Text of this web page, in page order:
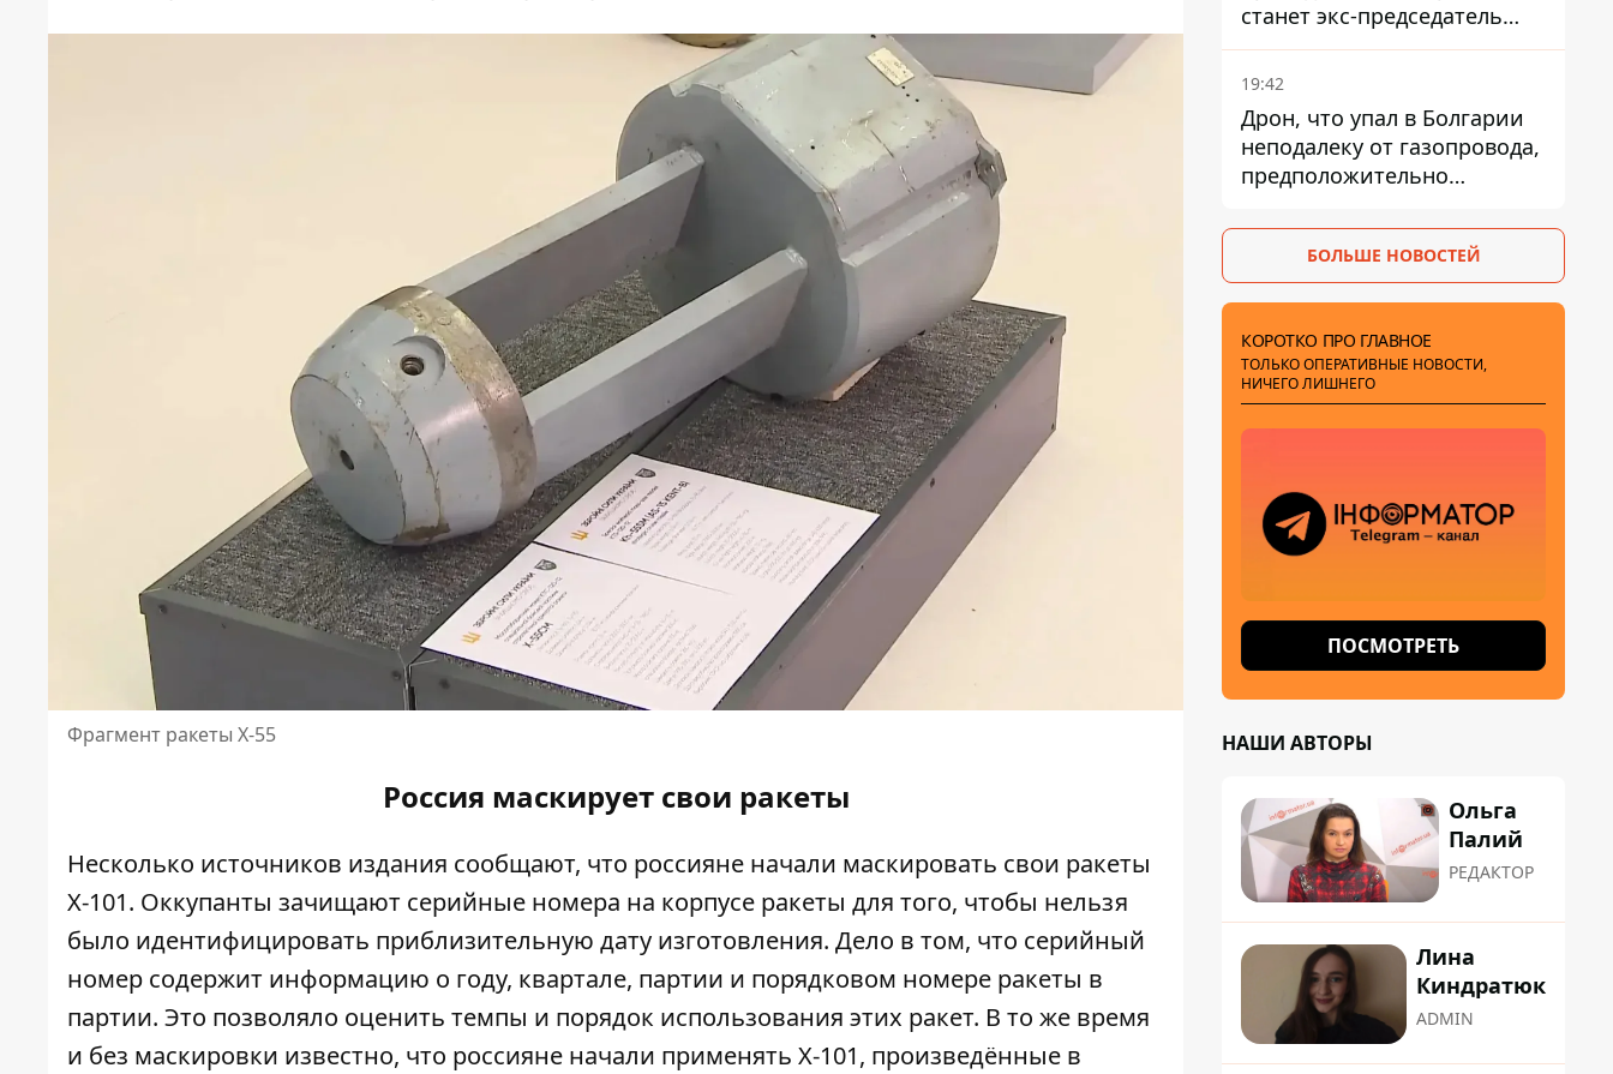
Фрагмент ракеты Х-55
Россия маскирует свои ракеты
Несколько источников издания сообщают, что россияне начали маскировать свои ракеты
Х-101. Оккупанты зачищают серийные номера на корпусе ракеты для того, чтобы нельзя
было идентифицировать приблизительную дату изготовления. Дело в том, что серийный
номер содержит информацию о году, квартале, партии и порядковом номере ракеты в
партии. Это позволяло оценить темпы и порядок использования этих ракет. В то же время
и без маскировки известно, что россияне начали применять Х-101, произведённые в
станет экс-председатель
Верховного Суда, которого
критиковал Орбан.
19:42
Дрон, что упал в Болгарии
неподалеку от газопровода,
предположительно
страны
БОЛЬШЕ НОВОСТЕЙ
КОРОТКО ПРО ГЛАВНОЕ
ТОЛЬКО ОПЕРАТИВНЫЕ НОВОСТИ,
НИЧЕГО ЛИШНЕГО
ПОСМОТРЕТЬ
НАШИ АВТОРЫ
Ольга
Палий
РЕДАКТОР
Лина
Киндратюк
ADMIN